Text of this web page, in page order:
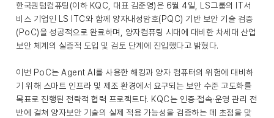
한국퀀텀컴퓨팅(이하 KQC, 대표 김준영)은 6월 4일, LS그룹의 IT서
비스 기업인 LS ITC와 함께 양자내성암호(PQC) 기반 보안 기술 검증
(PoC)을 성공적으로 완료하며, 양자컴퓨팅 시대에 대비한 차세대 산업
보안 체계의 실증적 도입 및 검토 단계에 진입했다고 밝혔다.
이번 PoC는 Agent AI를 사용한 해킹과 양자 컴퓨터의 위험에 대비하
기 위해 스마트 인프라 및 제조 환경에서 요구되는 보안 수준 고도화를
목표로 진행된 전략적 협력 프로젝트다. KQC는 인증·접속·운영 관리 전
반에 걸쳐 양자보안 기술의 실제 적용 가능성을 검증하는 데 초점을 맞